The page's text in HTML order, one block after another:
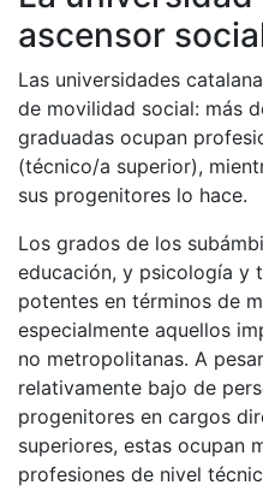
ascensor
Las universidades
de movilidad social: más
graduadas ocupan
(técnico/a superior),
sus progenitores lo hace.
Los grados de los
educación, y psicología y
potentes en términos de
especialmente aquellos
no metropolitanas. A
relativamente bajo de
progenitores en cargos
superiores, estas ocupan
profesiones de nivel